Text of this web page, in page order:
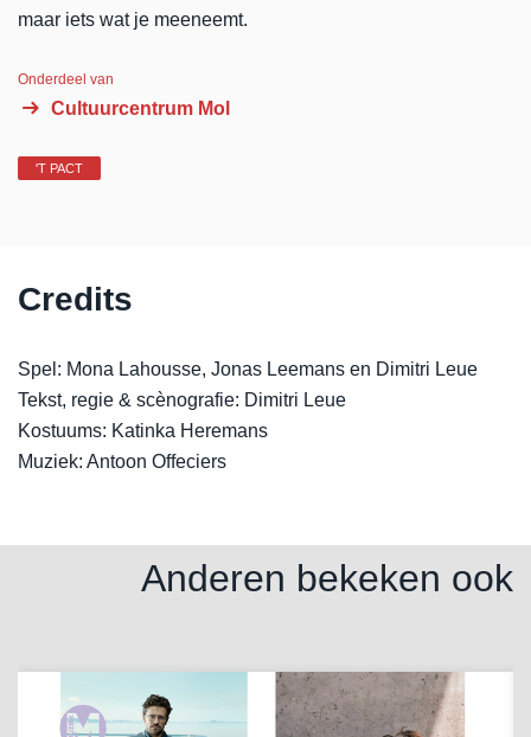
maar iets wat je meeneemt.
Onderdeel van
Cultuurcentrum Mol
'T PACT
Credits
Spel: Mona Lahousse, Jonas Leemans en Dimitri Leue
Tekst, regie & scènografie: Dimitri Leue
Kostuums: Katinka Heremans
Muziek: Antoon Offeciers
Anderen bekeken ook